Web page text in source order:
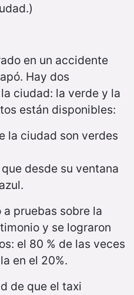
en un accidente
Hay dos
ciudad: la verde y la
están disponibles:
la ciudad son verdes
desde su ventana
pruebas sobre la
y se lograron
el 80 % de las veces
en el 20%.
de que el taxi